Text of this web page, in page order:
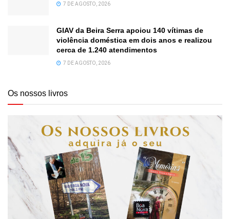
7 DE AGOSTO, 2026
GIAV da Beira Serra apoiou 140 vítimas de
violência doméstica em dois anos e realizou
cerca de 1.240 atendimentos
7 DE AGOSTO, 2026
Os nossos livros